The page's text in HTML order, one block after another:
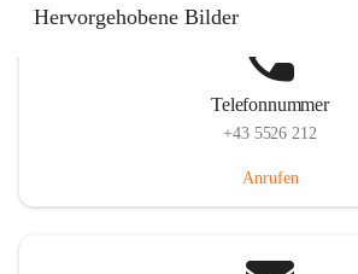
Hervorgehobene Bilder
Telefonnummer
+43 5526 212
Anrufen